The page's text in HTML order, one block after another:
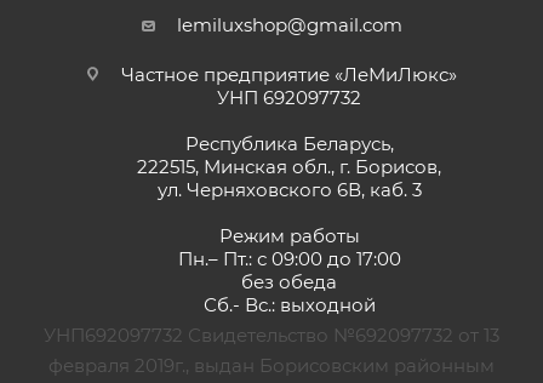
lemiluxshop@gmail.com
Частное предприятие «ЛеМиЛюкс»
УНП 692097732
Республика Беларусь,
222515, Минская обл., г. Борисов,
ул. Черняховского 6В, каб. 3
Режим работы
Пн.– Пт.: с 09:00 до 17:00
без обеда
Сб.- Вс.: выходной
УНП692097732 Свидетельство №692097732 от 13
февраля 2019г., выдан Борисовским районным